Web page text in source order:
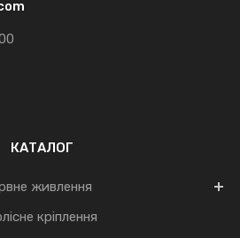
КАТАЛОГ
живлення
кріплення